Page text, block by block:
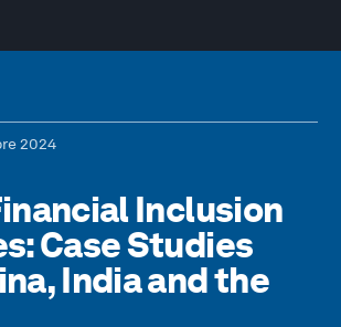
2024
Inclusion
Case Studies
India and the